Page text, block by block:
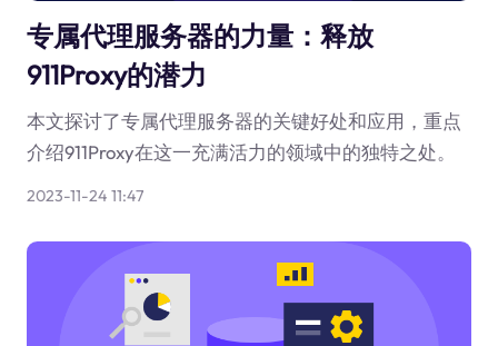
专属代理服务器的力量：释放
911Proxy的潜力
本文探讨了专属代理服务器的关键好处和应用，重点
介绍911Proxy在这一充满活力的领域中的独特之处。
2023-11-24 11:47